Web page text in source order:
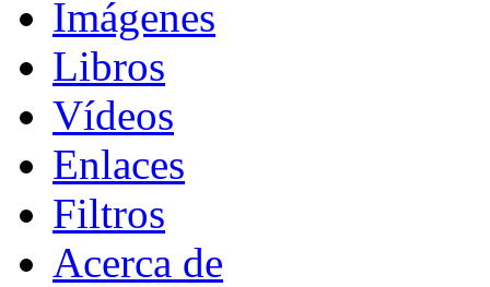
Imágenes
Libros
Vídeos
Enlaces
Filtros
Acerca de